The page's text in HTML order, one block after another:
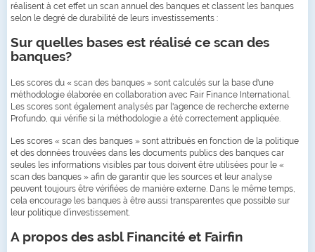
réalisent à cet effet un scan annuel des banques et classent les banques
selon le degré de durabilité de leurs investissements :
Sur quelles bases est réalisé ce scan des
banques?
Les scores du « scan des banques » sont calculés sur la base d'une
méthodologie élaborée en collaboration avec Fair Finance International.
Les scores sont également analysés par l'agence de recherche externe
Profundo, qui vérifie si la méthodologie a été correctement appliquée.
Les scores « scan des banques » sont attribués en fonction de la politique
et des données trouvées dans les documents publics des banques car
seules les informations visibles par tous doivent être utilisées pour le «
scan des banques » afin de garantir que les sources et leur analyse
peuvent toujours être vérifiées de manière externe. Dans le même temps,
cela encourage les banques à être aussi transparentes que possible sur
leur politique d’investissement.
A propos des asbl Financité et Fairfin